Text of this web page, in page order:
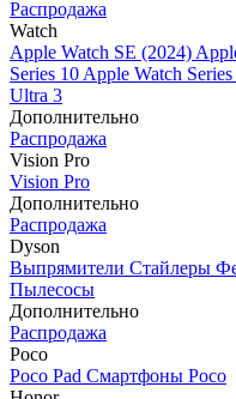
Распродажа
Watch
Apple Watch SE (2024)
Series 10 Apple Watch Series
Ultra 3
Дополнительно
Распродажа
Vision Pro
Vision Pro
Дополнительно
Распродажа
Dyson
Выпрямители Стайлеры
Пылесосы
Дополнительно
Распродажа
Poco
Poco Pad Смартфоны Poco